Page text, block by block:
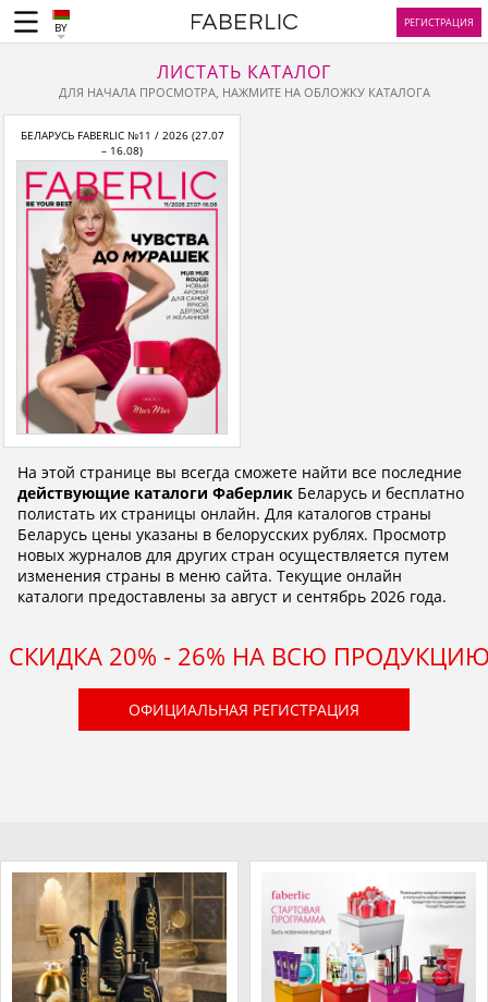
BY РЕГИСТРАЦИЯ
ЛИСТАТЬ КАТАЛОГ
ДЛЯ НАЧАЛА ПРОСМОТРА, НАЖМИТЕ НА ОБЛОЖКУ КАТАЛОГА
БЕЛАРУСЬ FABERLIC №11 / 2026 (27.07
– 16.08)
На этой странице вы всегда сможете найти все последние
действующие каталоги ФаберликБеларусь и бесплатно
полистать их страницы онлайн. Для каталогов страны
Беларусь цены указаны в белорусских рублях. Просмотр
новых журналов для других стран осуществляется путем
изменения страны в меню сайта. Текущие онлайн
каталоги предоставлены за август и сентябрь 2026 года.
СКИДКА 20% - 26% НА ВСЮ
ОФИЦИАЛЬНАЯ РЕГИСТРАЦИЯ